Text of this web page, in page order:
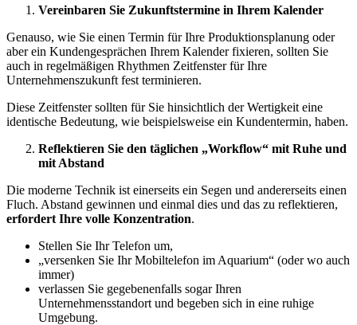
Vereinbaren Sie Zukunftstermine in Ihrem Kalender
Genauso, wie Sie einen Termin für Ihre Produktionsplanung oder
aber ein Kundengesprächen Ihrem Kalender fixieren, sollten Sie
auch in regelmäßigen Rhythmen Zeitfenster für Ihre
Unternehmenszukunft fest terminieren.
Diese Zeitfenster sollten für Sie hinsichtlich der Wertigkeit eine
identische Bedeutung, wie beispielsweise ein Kundentermin, haben.
Reflektieren Sie den täglichen „Workflow“ mit Ruhe und
mit Abstand
Die moderne Technik ist einerseits ein Segen und andererseits einen
Fluch. Abstand gewinnen und einmal dies und das zu reflektieren,
erfordert Ihre volle Konzentration.
Stellen Sie Ihr Telefon um,
„versenken Sie Ihr Mobiltelefon im Aquarium“ (oder wo auch
immer)
verlassen Sie gegebenenfalls sogar Ihren
Unternehmensstandort und begeben sich in eine ruhige
Umgebung.